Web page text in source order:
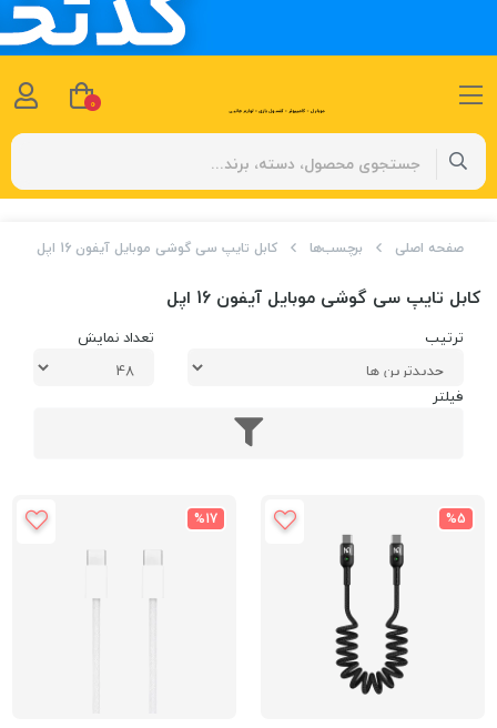
صفحه اصلی برچسب‌ها کابل تایپ سی گوشی موبایل آیفون 16 اپل
کابل تایپ سی گوشی موبایل آیفون 16 اپل
ترتیب تعداد نمایش
فیلتر
%5
%17
0